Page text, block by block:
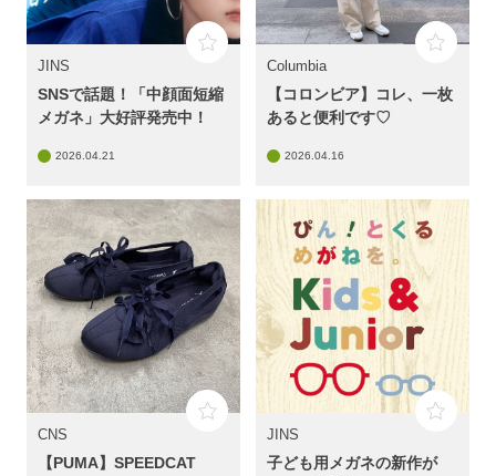
JINS
SNSで話題！「中顔面短縮
メガネ」大好評発売中！
2026.04.21
Columbia
【コロンビア】コレ、一枚
あると便利です♡
2026.04.16
CNS
【PUMA】SPEEDCAT
JINS
子ども用メガネの新作が